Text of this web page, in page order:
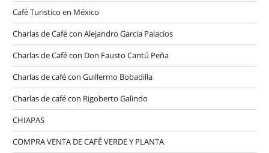
Café Turistico en México
Charlas de Café con Alejandro Garcia Palacios
Charlas de Café con Don Fausto Cantú Peña
Charlas de café con Guillermo Bobadilla
Charlas de café con Rigoberto Galindo
CHIAPAS
COMPRA VENTA DE CAFÉ VERDE Y PLANTA